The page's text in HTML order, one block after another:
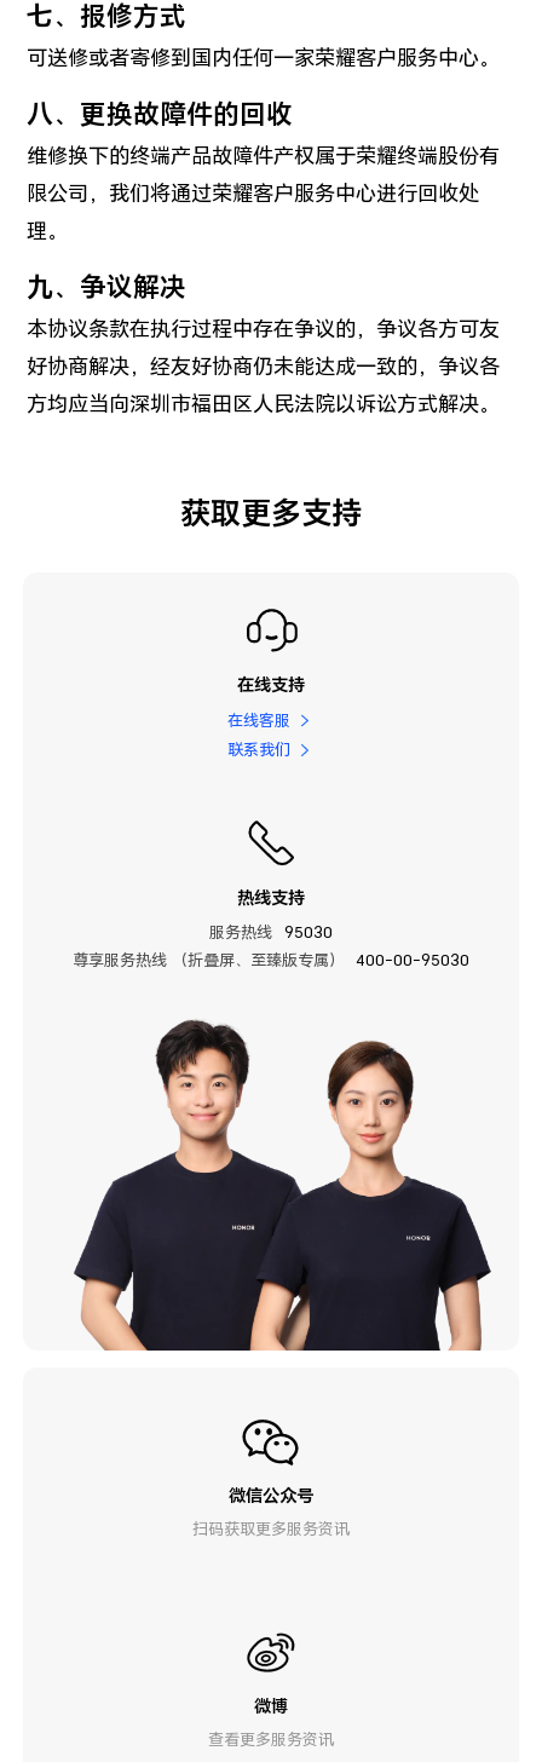
七、报修方式
可送修或者寄修到国内任何一家荣耀客户服务中心。
八、更换故障件的回收
维修换下的终端产品故障件产权属于荣耀终端股份有
限公司，我们将通过荣耀客户服务中心进行回收处
理。
九、争议解决
本协议条款在执行过程中存在争议的，争议各方可友
好协商解决，经友好协商仍未能达成一致的，争议各
方均应当向深圳市福田区人民法院以诉讼方式解决。
获取更多支持
在线支持
在线客服
联系我们
热线支持
服务热线
95030
尊享服务热线 （折叠屏、至臻版专属）
400-00-95030
微信公众号
扫码获取更多服务资讯
微博
查看更多服务资讯